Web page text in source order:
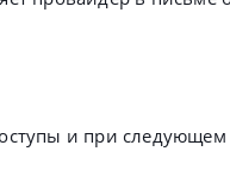
и при